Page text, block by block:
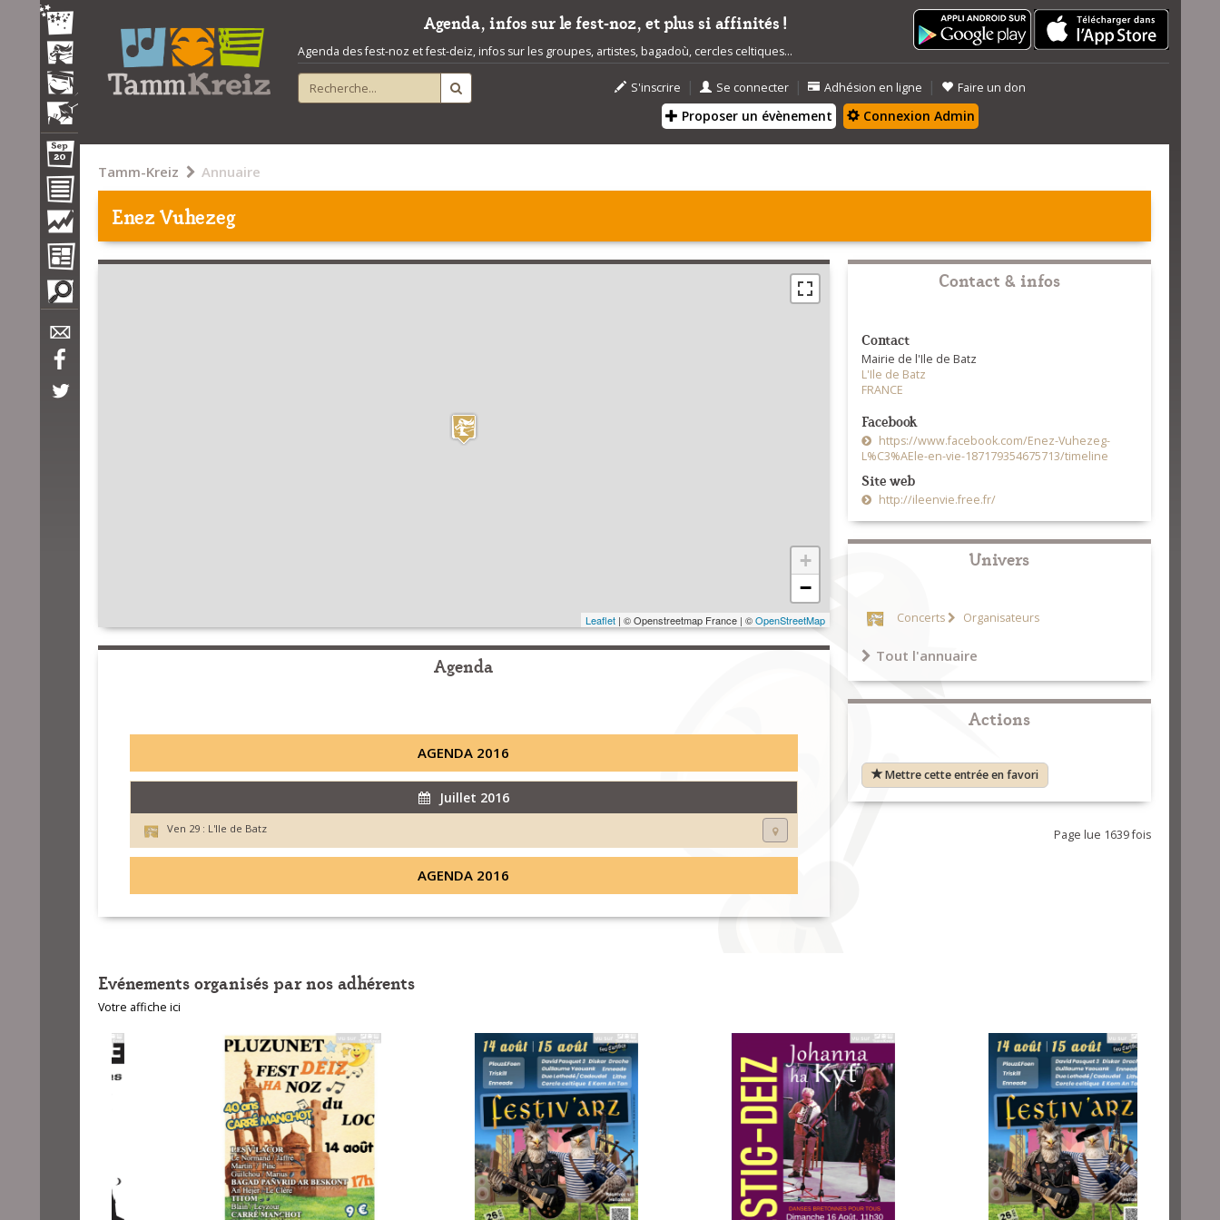
Agenda, infos sur le fest-noz, et plus si affinités !
Agenda des fest-noz et fest-deiz, infos sur les groupes, artistes, bagadoù, cercles celtiques...
S'inscrire | Se connecter | Adhésion en ligne | Faire un don
Proposer un évènement Connexion Admin
Tamm-Kreiz Annuaire
Enez Vuhezeg
+
−
Leaflet| © Openstreetmap France | ©OpenStreetMap
Agenda
AGENDA 2016
Juillet 2016
Ven 29 : L'Ile de Batz
AGENDA 2016
Contact & infos
Contact
Mairie de l'Ile de Batz
L'Ile de Batz
FRANCE
Facebook
https://www.facebook.com/Enez-Vuhezeg-
L%C3%AEle-en-vie-187179354675713/timeline
Site web
http://ileenvie.free.fr/
Univers
Concerts Organisateurs
Tout l'annuaire
Actions
Mettre cette entrée en favori
Page lue 1639 fois
Evénements organisés par nos adhérents
Votre affiche ici